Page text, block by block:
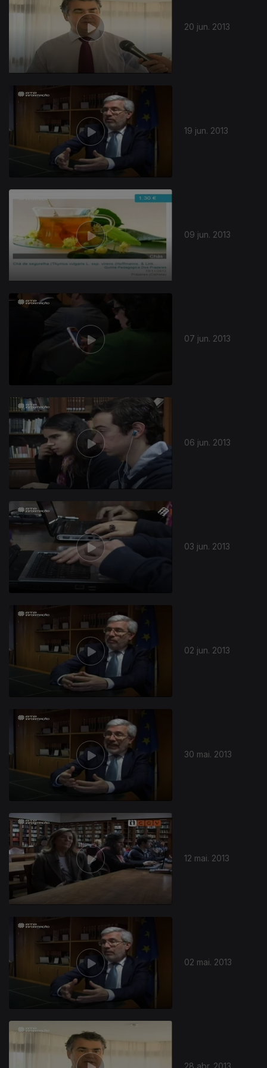
20 jun. 2013
19 jun. 2013
09 jun. 2013
07 jun. 2013
06 jun. 2013
03 jun. 2013
02 jun. 2013
30 mai. 2013
118852
12 mai. 2013
02 mai. 2013
28 abr. 2013